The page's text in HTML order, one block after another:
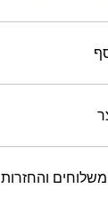
משלוחים והחזרות